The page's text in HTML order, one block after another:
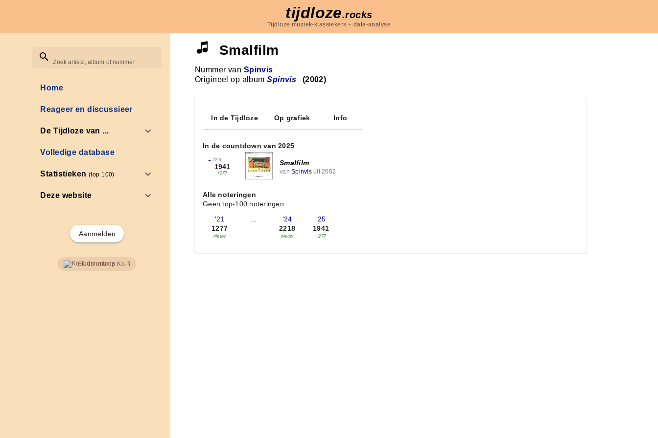
tijdloze.rocks
Tijdloze muziek-klassiekers + data-analyse
Zoek artiest, album of nummer
Home
Reageer en discussieer
De Tijdloze van ...
Volledige database
Statistieken(top 100)
Deze website
Aanmelden
Steun ons op Ko-fi
Smalfilm
Nummer van Spinvis
Origineel op albumSpinvis (2002)
In de Tijdloze Op grafiek Info
In de countdown van 2025
← 2218
1941
+277
Smalfilm
van Spinvisuit 2002
Alle noteringen
Geen top-100 noteringen
'21
1277
nieuw
...
'24
2218
nieuw
'25
1941
+277